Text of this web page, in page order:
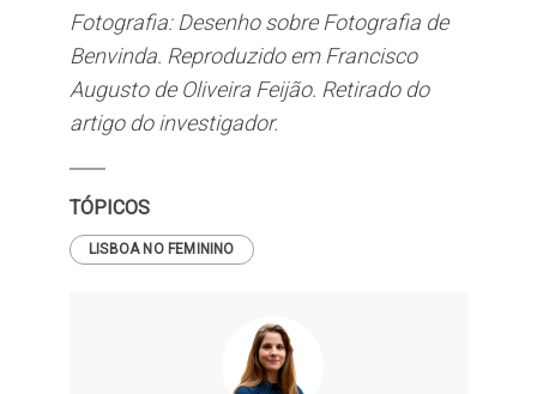
Fotografia: Desenho sobre Fotografia de
Benvinda. Reproduzido em Francisco
Augusto de Oliveira Feijão. Retirado do
artigo do investigador.
TÓPICOS
LISBOA NO FEMININO